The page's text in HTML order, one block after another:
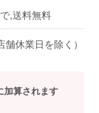
,送料無料
休業日を除く）
加算されます